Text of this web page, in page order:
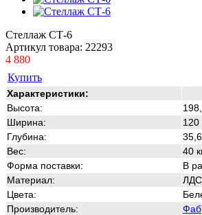
Стеллаж СТ-6
Артикул товара: 22293
4 880
Купить
Характеристики:
Высота:
Ширина:
120
Глубина:
Вес:
40
Форма поставки:
В
Материал:
Цвета:
Производитель: